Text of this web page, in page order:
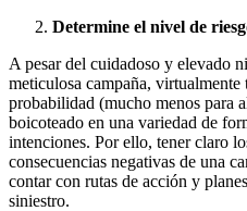
Determine el nivel de
A pesar del cuidadoso y elevado
meticulosa campaña, virtualmente
probabilidad (mucho menos para
boicoteado en una variedad de
intenciones. Por ello, tener claro
consecuencias negativas de una
contar con rutas de acción y
siniestro.